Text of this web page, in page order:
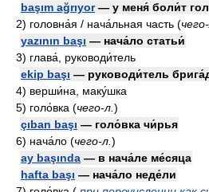
başım ağrıyor— у меня́ боли́т
2) головна́я / нача́льная часть (
yazının başı — нача́ло статьи́
3) глава́, руководи́тель
ekip başı — руководи́тель
4) верши́на, маку́шка
5) голо́вка (чего-л. )
çıban başı — голо́вка чи́рья
6) нача́ло (чего-л. )
ay başında — в нача́ле ме́сяца
hafta başı — нача́ло неде́ли